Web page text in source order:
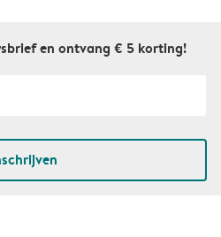
en ontvang € 5 korting!